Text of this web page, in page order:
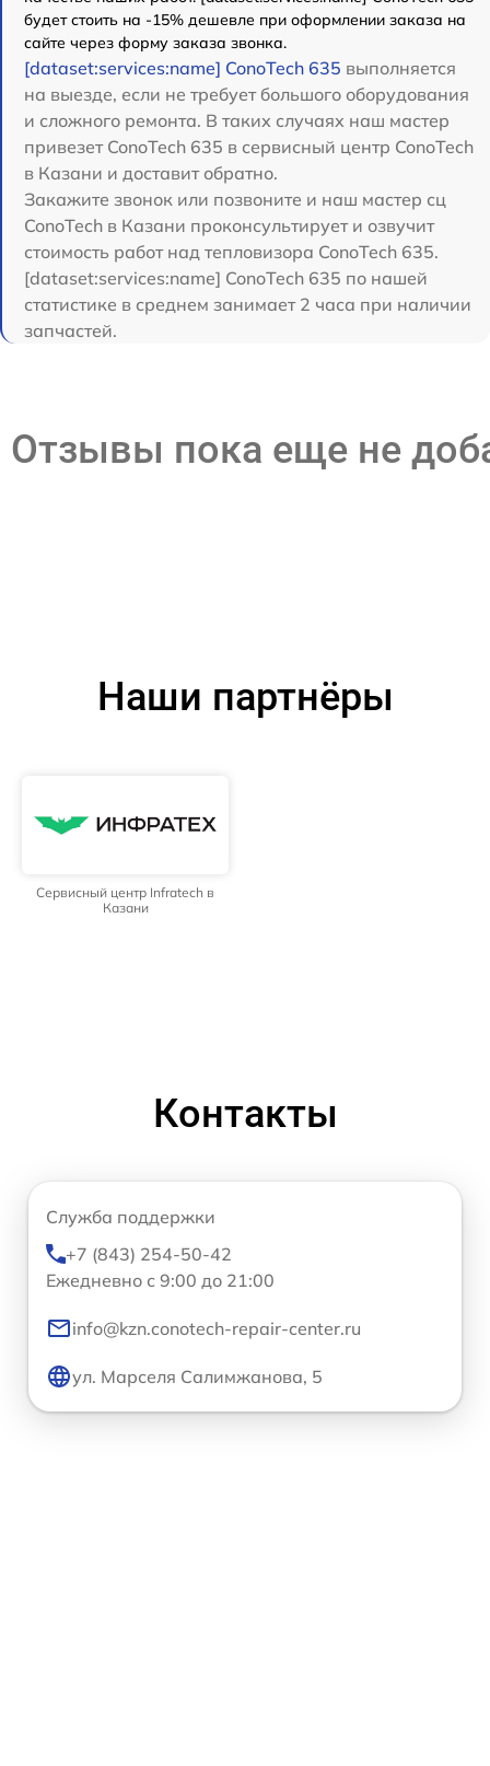
будет стоить на -15% дешевле при оформлении заказа на
сайте через форму заказа звонка.
[dataset:services:name] ConoTech 635 выполняется
на выезде, если не требует большого оборудования
и сложного ремонта. В таких случаях наш мастер
привезет ConoTech 635 в сервисный центр ConoTech
в Казани и доставит обратно.
Закажите звонок или позвоните и наш мастер сц
ConoTech в Казани проконсультирует и озвучит
стоимость работ над тепловизора ConoTech 635.
[dataset:services:name] ConoTech 635 по нашей
статистике в среднем занимает 2 часа при наличии
запчастей.
Отзывы пока еще не
Наши партнёры
Сервисный центр Infratech в
Казани
Контакты
Служба поддержки
+7 (843) 254-50-42
Ежедневно с 9:00 до 21:00
info@kzn.conotech-repair-center.ru
ул. Марселя Салимжанова, 5